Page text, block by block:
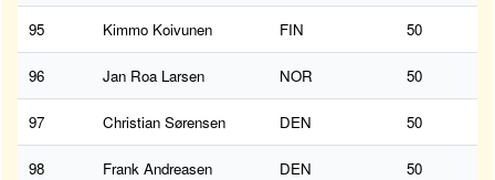
95 Kimmo Koivunen FIN 50
96 Jan Roa Larsen NOR 50
97 Christian Sørensen DEN 50
98 Frank Andreasen DEN 50